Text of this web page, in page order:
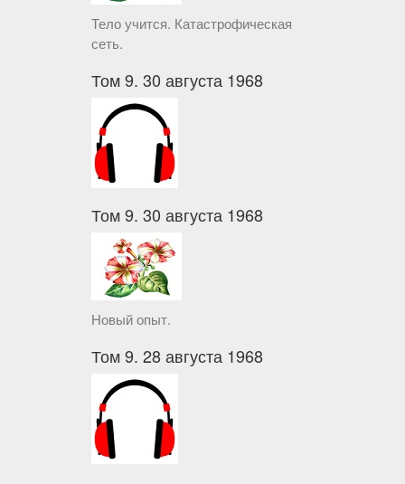
Тело учится. Катастрофическая
сеть.
Том 9. 30 августа 1968
Том 9. 30 августа 1968
Новый опыт.
Том 9. 28 августа 1968